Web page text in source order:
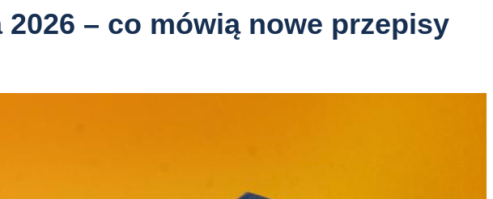
– co mówią nowe przepisy